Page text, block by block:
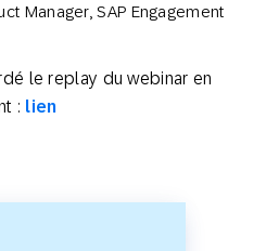
Manager, SAP Engagement
le replay du webinar en
: lien